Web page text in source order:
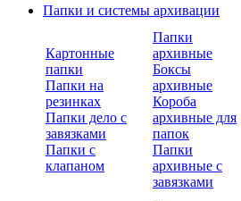
Папки и системы архивации
Картонные
папки
Папки на
резинках
Папки дело с
завязками
Папки с
клапаном
Папки
архивные
Боксы
архивные
Короба
архивные для
папок
Папки
архивные с
завязками